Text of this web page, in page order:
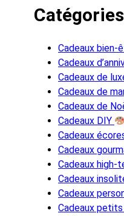
Catégories
Cadeaux bien-
Cadeaux
Cadeaux de
Cadeaux de
Cadeaux de
Cadeaux DIY
Cadeaux
Cadeaux
Cadeaux
Cadeaux
Cadeaux
Cadeaux